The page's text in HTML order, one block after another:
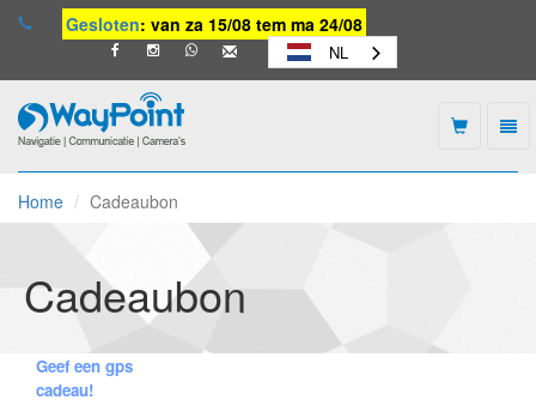
Gesloten: van za 15/08 tem ma 24/08
NL
-
naar
homepage
Home Cadeaubon
Cadeaubon
Geef een gps
cadeau!